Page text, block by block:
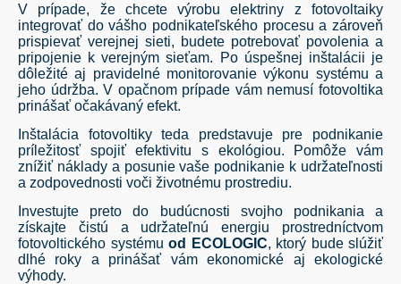
V prípade, že chcete výrobu elektriny z fotovoltaiky
integrovať do vášho podnikateľského procesu a zároveň
prispievať verejnej sieti, budete potrebovať povolenia a
pripojenie k verejným sieťam. Po úspešnej inštalácii je
dôležité aj pravidelné monitorovanie výkonu systému a
jeho údržba. V opačnom prípade vám nemusí fotovoltika
prinášať očakávaný efekt.
Inštalácia fotovoltiky teda predstavuje pre podnikanie
príležitosť spojiť efektivitu s ekológiou. Pomôže vám
znížiť náklady a posunie vaše podnikanie k udržateľnosti
a zodpovednosti voči životnému prostrediu.
Investujte preto do budúcnosti svojho podnikania a
získajte čistú a udržateľnú energiu prostredníctvom
fotovoltického systému od ECOLOGIC, ktorý bude slúžiť
dlhé roky a prinášať vám ekonomické aj ekologické
výhody.